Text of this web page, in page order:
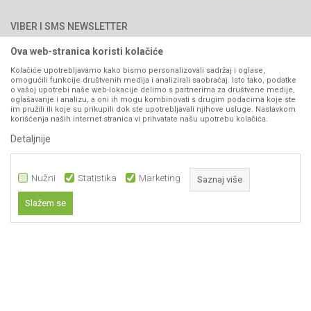
Kontakt
Pravo na odustajanje
Reklamacije
Povraćaj sredstava
Zamjena artikala
Plaćanje karticama
VIBER I SMS NEWSLETTER
PRATITE NAS
Ova web-stranica koristi kolačiće
Kolačiće upotrebljavamo kako bismo personalizovali sadržaj i oglase,
omogućili funkcije društvenih medija i analizirali saobraćaj. Isto tako, podatke
o vašoj upotrebi naše web-lokacije delimo s partnerima za društvene medije,
oglašavanje i analizu, a oni ih mogu kombinovati s drugim podacima koje ste
im pružili ili koje su prikupili dok ste upotrebljavali njihove usluge. Nastavkom
korišćenja naših internet stranica vi prihvatate našu upotrebu kolačića.
Detaljnije
Nužni Statistika Marketing Saznaj više
Slažem se